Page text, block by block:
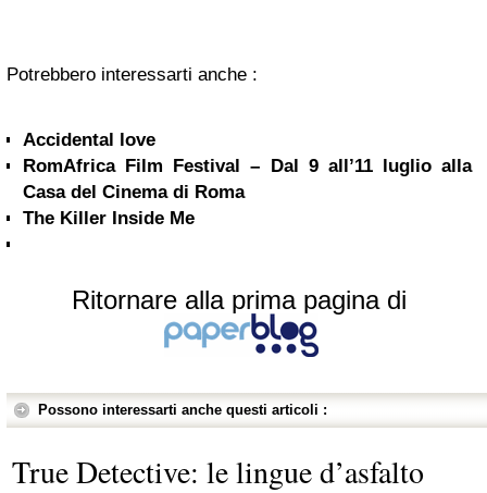
Potrebbero interessarti anche :
Accidental love
RomAfrica Film Festival – Dal 9 all’11 luglio alla
Casa del Cinema di Roma
The Killer Inside Me
Ritornare alla prima pagina di
Possono interessarti anche questi articoli :
True Detective: le lingue d’asfalto